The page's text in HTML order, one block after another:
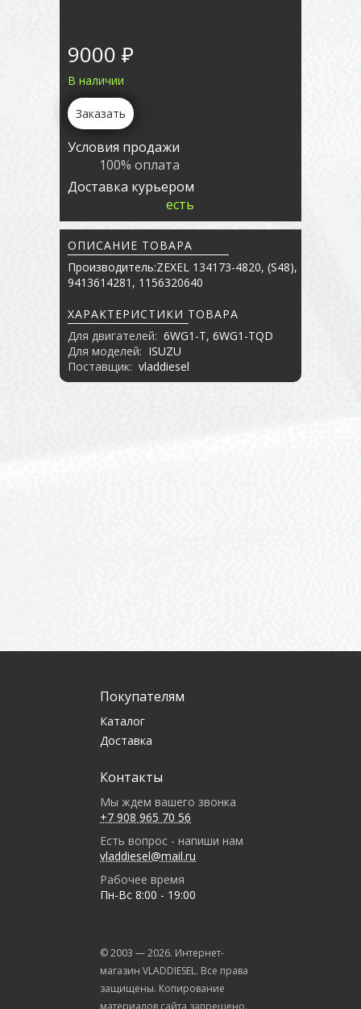
9000 ₽
В наличии
Заказать
Условия продажи
100% оплата
Доставка курьером
есть
ОПИСАНИЕ ТОВАРА
Производитель:ZEXEL 134173-4820, (S48),
9413614281, 1156320640
ХАРАКТЕРИСТИКИ ТОВАРА
Для двигателей: 6WG1-T, 6WG1-TQD
Для моделей: ISUZU
Поставщик: vladdiesel
Покупателям
Каталог
Доставка
Контакты
Мы ждем вашего звонка
+7 908 965 70 56
Есть вопрос - напиши нам
vladdiesel@mail.ru
Рабочее время
Пн-Вс 8:00 - 19:00
© 2003 —2026. Интернет-
магазин VLADDIESEL. Все права
защищены. Копирование
материалов сайта запрещено.